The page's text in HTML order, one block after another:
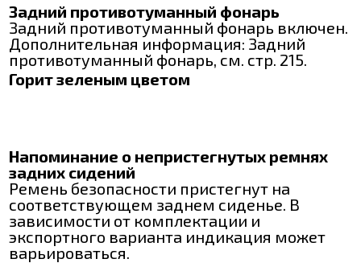
Задний противотуманный фонарь
Задний противотуманный фонарь включен.
Дополнительная информация: Задний
противотуманный фонарь, см. стр. 215.
Горит зеленым цветом
Напоминание о непристегнутых ремнях
задних сидений
Ремень безопасности пристегнут на
соответствующем заднем сиденье. В
зависимости от комплектации и
экспортного варианта индикация может
варьироваться.